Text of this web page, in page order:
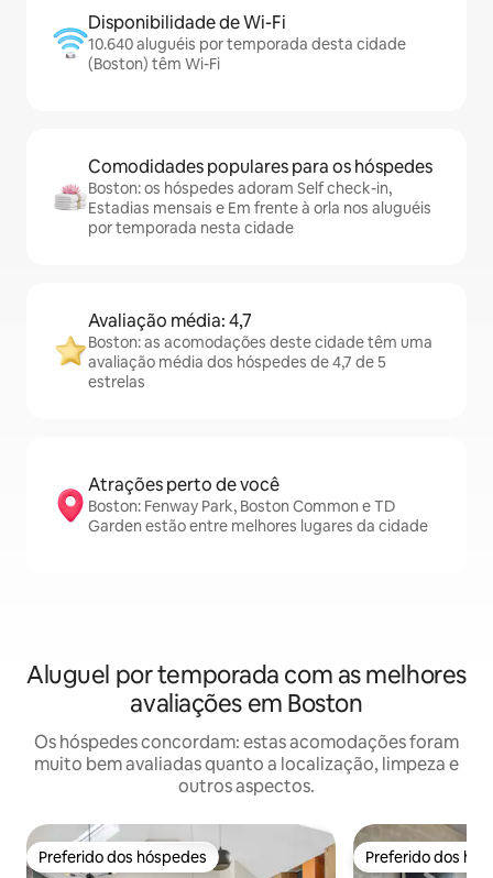
Disponibilidade de Wi-Fi
10.640 aluguéis por temporada desta cidade
(Boston) têm Wi-Fi
Comodidades populares para os hóspedes
Boston: os hóspedes adoram Self check-in,
Estadias mensais e Em frente à orla nos aluguéis
por temporada nesta cidade
Avaliação média: 4,7
Boston: as acomodações deste cidade têm uma
avaliação média dos hóspedes de 4,7 de 5
estrelas
Atrações perto de você
Boston: Fenway Park, Boston Common e TD
Garden estão entre melhores lugares da cidade
Aluguel por temporada com as melhores
avaliações em Boston
Os hóspedes concordam: estas acomodações foram
muito bem avaliadas quanto a localização, limpeza e
outros aspectos.
Preferido dos hóspedes
Preferido dos hóspedes Preferido dos
Preferido dos